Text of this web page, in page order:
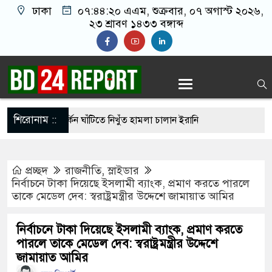
ঢাকা ০৭:৪৪:২১ এএম, শুক্রবার, ০৭ অগাস্ট ২০২৬,
২৩ শ্রাবণ ১৪৩৩ বঙ্গাব্দ
শিরোনাম ::
ছাড়াই মার্কিন ঘাঁটিতে নিখুঁত হামলা চালান ইরানি
১০০ পরিবারকে নতুন ঘর দেবেন প্রধানমন্ত্রী
ছবি তুলে লন্ডনে বয়ফ্রেন্ডের কাছে পাঠাতেন
ছাত্রী
‘হাজারগুণ ভালো’ দেশ চালাচ্ছেন তারেক রহমান:
প্রচ্ছদ রাজনীতি,স্লাইডার
নির্বাচনে টাকা দিয়েছে ইসলামী ব্যাংক, প্রমাণ করতে পারলে
তাকে মেডেল দেব: স্বরাষ্ট্রমন্ত্রীর উদ্দেশে জামায়াত আমির
নির্বাচনে টাকা দিয়েছে ইসলামী ব্যাংক, প্রমাণ করতে
পারলে তাকে মেডেল দেব: স্বরাষ্ট্রমন্ত্রীর উদ্দেশে
জামায়াত আমির